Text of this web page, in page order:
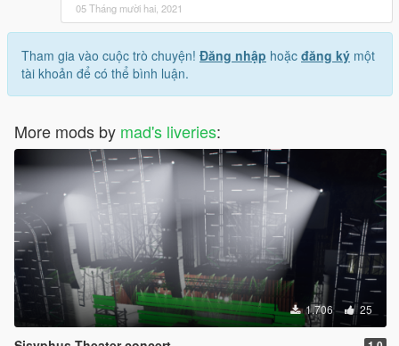
05 Tháng mười hai, 2021
Tham gia vào cuộc trò chuyện! Đăng nhập hoặc đăng ký một
tài khoản để có thể bình luận.
More mods by mad's liveries:
1.706 25